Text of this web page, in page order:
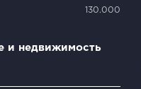
130.000
и недвижимость